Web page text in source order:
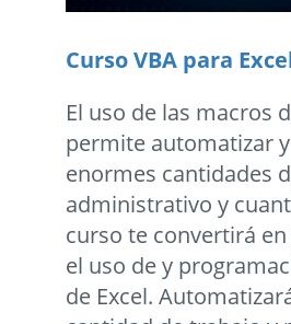
Curso VBA para
El uso de las macros
permite automatizar
enormes cantidades
administrativo y
curso te convertirá
el uso de y
de Excel.